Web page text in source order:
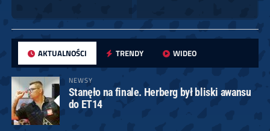
AKTUALNOŚCI TRENDY WIDEO
NEWSY
Stanęło na finale. Herberg był bliski awansu
do ET14